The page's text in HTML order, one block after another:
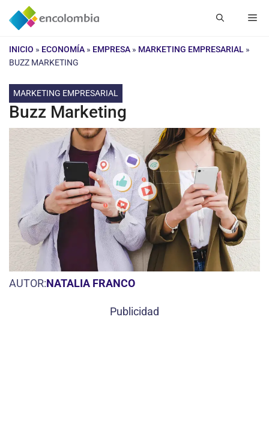
Saltar
INICIO » ECONOMÍA » EMPRESA » MARKETING EMPRESARIAL »
BUZZ MARKETING
MARKETING EMPRESARIAL
Buzz Marketing
AUTOR:NATALIA FRANCO
Publicidad